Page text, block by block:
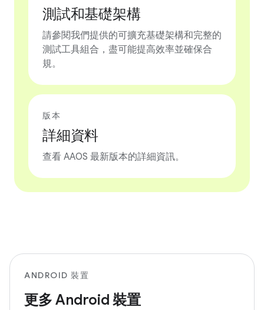
測試和基礎架構
請參閱我們提供的可擴充基礎架構和完整的
測試工具組合，盡可能提高效率並確保合
規。
版本
詳細資料
查看 AAOS 最新版本的詳細資訊。
ANDROID 裝置
更多 Android 裝置